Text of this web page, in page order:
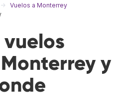
Vuelos a Monterrey
y